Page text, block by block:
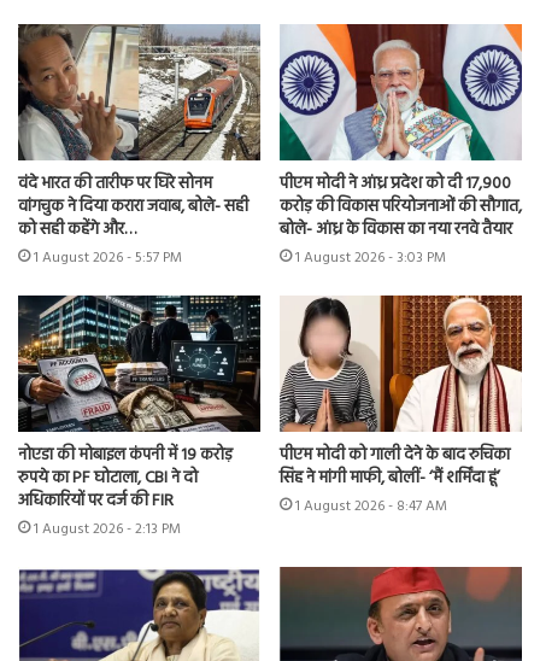
वंदे भारत की तारीफ पर घिरे सोनम
वांगचुक ने दिया करारा जवाब, बोले- सही
को सही कहेंगे और…
1 August 2026 - 5:57 PM
पीएम मोदी ने आंध्र प्रदेश को दी 17,900
करोड़ की विकास परियोजनाओं की सौगात,
बोले- आंध्र के विकास का नया रनवे तैयार
1 August 2026 - 3:03 PM
नोएडा की मोबाइल कंपनी में 19 करोड़
रुपये का PF घोटाला, CBI ने दो
अधिकारियों पर दर्ज की FIR
1 August 2026 - 2:13 PM
पीएम मोदी को गाली देने के बाद रुचिका
सिंह ने मांगी माफी, बोलीं- ‘मैं शर्मिंदा हूं’
1 August 2026 - 8:47 AM